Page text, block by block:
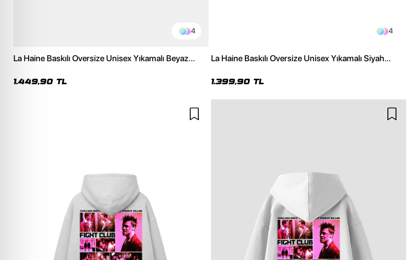
4
La Haine Baskılı Oversize Unisex Yıkamalı Beyaz
1.449,90 TL
4
La Haine Baskılı Oversize Unisex Yıkamalı Siyah
1.399,90 TL